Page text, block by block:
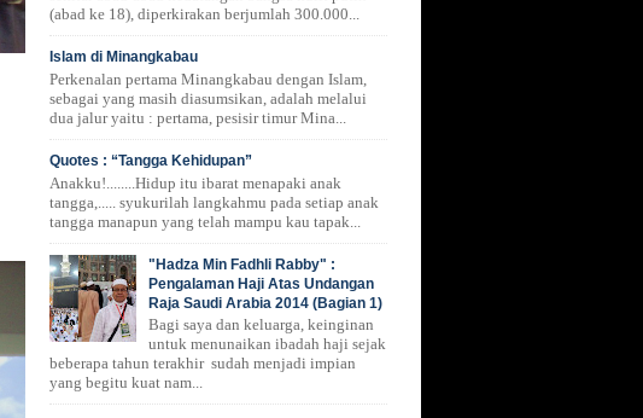
(abad ke 18), diperkirakan berjumlah 300.000...
Islam di Minangkabau
Perkenalan pertama Minangkabau dengan Islam,
sebagai yang masih diasumsikan, adalah melalui
dua jalur yaitu : pertama, pesisir timur Mina...
Quotes : “Tangga Kehidupan”
Anakku!........Hidup itu ibarat menapaki anak
tangga,..... syukurilah langkahmu pada setiap anak
tangga manapun yang telah mampu kau tapak...
"Hadza Min Fadhli Rabby" :
Pengalaman Haji Atas Undangan
Raja Saudi Arabia 2014 (Bagian 1)
Bagi saya dan keluarga, keinginan
untuk menunaikan ibadah haji sejak
beberapa tahun terakhir sudah menjadi impian
yang begitu kuat nam...